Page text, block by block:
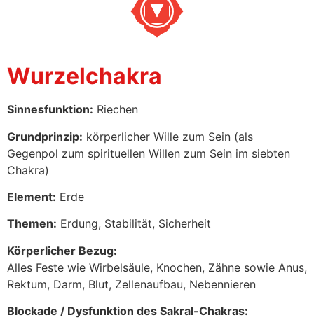
Wurzelchakra
Sinnesfunktion: Riechen
Grundprinzip: körperlicher Wille zum Sein (als
Gegenpol zum spirituellen Willen zum Sein im siebten
Chakra)
Element: Erde
Themen: Erdung, Stabilität, Sicherheit
Körperlicher Bezug:
Alles Feste wie Wirbelsäule, Knochen, Zähne sowie Anus,
Rektum, Darm, Blut, Zellenaufbau, Nebennieren
Blockade / Dysfunktion des Sakral-Chakras: